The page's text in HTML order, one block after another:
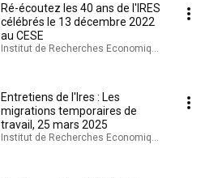
Ré-écoutez les 40 ans de l'IRES
célébrés le 13 décembre 2022
au CESE
Institut de Recherches Economiques et
Entretiens de l'Ires : Les
migrations temporaires de
travail, 25 mars 2025
Institut de Recherches Economiques et